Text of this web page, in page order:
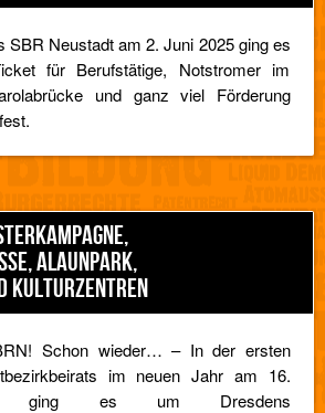
SBR Neustadt am 2. Juni 2025 ging es
für Berufstätige, Notstromer im
und ganz viel Förderung
ALAUNPARK, P
Schon wieder… – In der ersten
im neuen Jahr am 16.
ging es um Dresdens